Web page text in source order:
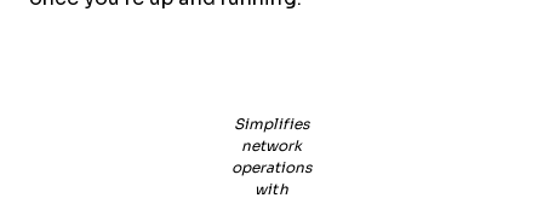
Simplifies
network
operations
with